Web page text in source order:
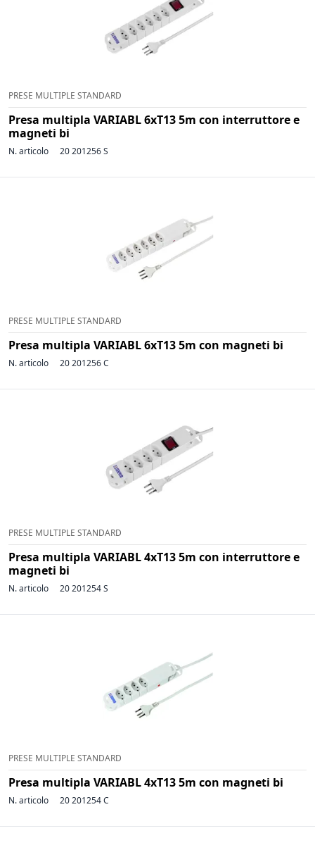
PRESE MULTIPLE STANDARD
Presa multipla VARIABL 6xT13 5m con interruttore e
magneti bi
N. articolo 20 201256 S
PRESE MULTIPLE STANDARD
Presa multipla VARIABL 6xT13 5m con magneti bi
N. articolo 20 201256 C
PRESE MULTIPLE STANDARD
Presa multipla VARIABL 4xT13 5m con interruttore e
magneti bi
N. articolo 20 201254 S
PRESE MULTIPLE STANDARD
Presa multipla VARIABL 4xT13 5m con magneti bi
N. articolo 20 201254 C